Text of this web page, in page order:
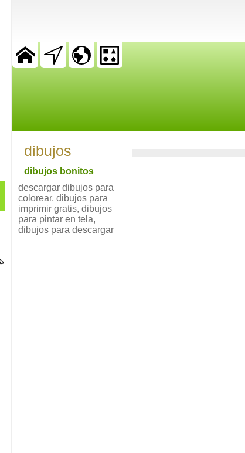
dibujos
dibujos bonitos
descargar dibujos para
colorear, dibujos para
imprimir gratis, dibujos
para pintar en tela,
dibujos para descargar